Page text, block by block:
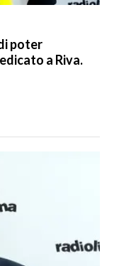
poter
a Riva.